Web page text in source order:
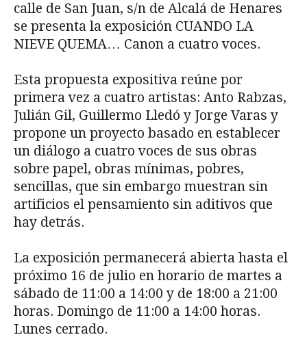
calle de San Juan, s/n de Alcalá de Henares
se presenta la exposición CUANDO LA
NIEVE QUEMA… Canon a cuatro voces.
Esta propuesta expositiva reúne por
primera vez a cuatro artistas: Anto Rabzas,
Julián Gil, Guillermo Lledó y Jorge Varas y
propone un proyecto basado en establecer
un diálogo a cuatro voces de sus obras
sobre papel, obras mínimas, pobres,
sencillas, que sin embargo muestran sin
artificios el pensamiento sin aditivos que
hay detrás.
La exposición permanecerá abierta hasta el
próximo 16 de julio en horario de martes a
sábado de 11:00 a 14:00 y de 18:00 a 21:00
horas. Domingo de 11:00 a 14:00 horas.
Lunes cerrado.